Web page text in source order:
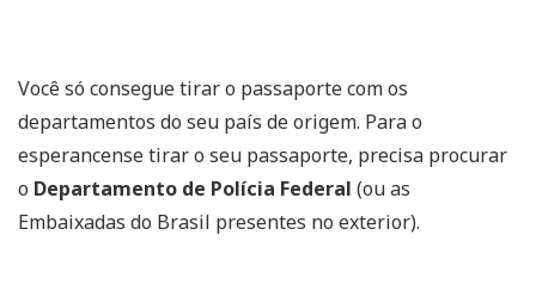
Você só consegue tirar o passaporte com os
departamentos do seu país de origem. Para o
esperancense tirar o seu passaporte, precisa procurar
o Departamento de Polícia Federal (ou as
Embaixadas do Brasil presentes no exterior).